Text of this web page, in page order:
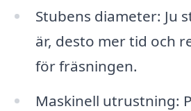
Stubens diameter: Ju
är, desto mer tid och
för fräsningen.
Maskinell utrustning: